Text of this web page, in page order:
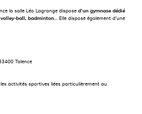
la salle Léo Lagrange disposed’un gymnase dédié
ball, badminton… Elle dispose également d’une
Talence
activités sportives liées particulièrement au